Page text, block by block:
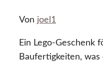
Von joel1
Ein Lego-Geschenk
Baufertigkeiten,